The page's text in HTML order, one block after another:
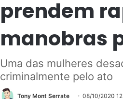
prendem
manobras
Uma das mulheres
criminalmente pelo ato
Tony Mont Serrate 08/10/2020